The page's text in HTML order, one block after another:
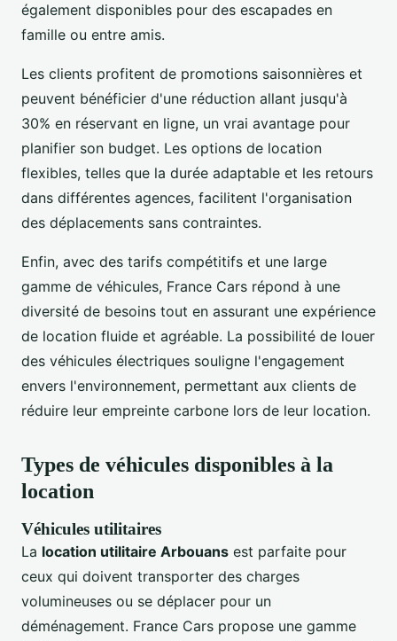
également disponibles pour des escapades en
famille ou entre amis.
Les clients profitent de promotions saisonnières et
peuvent bénéficier d'une réduction allant jusqu'à
30% en réservant en ligne, un vrai avantage pour
planifier son budget. Les options de location
flexibles, telles que la durée adaptable et les retours
dans différentes agences, facilitent l'organisation
des déplacements sans contraintes.
Enfin, avec des tarifs compétitifs et une large
gamme de véhicules, France Cars répond à une
diversité de besoins tout en assurant une expérience
de location fluide et agréable. La possibilité de louer
des véhicules électriques souligne l'engagement
envers l'environnement, permettant aux clients de
réduire leur empreinte carbone lors de leur location.
Types de véhicules disponibles à la
location
Véhicules utilitaires
La location utilitaire Arbouans est parfaite pour
ceux qui doivent transporter des charges
volumineuses ou se déplacer pour un
déménagement. France Cars propose une gamme